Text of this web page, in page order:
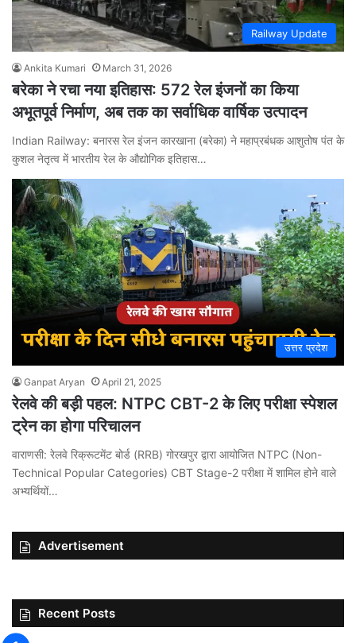
Railway Update
Ankita Kumari March 31, 2026
बरेका ने रचा नया इतिहास: 572 रेल इंजनों का किया
अभूतपूर्व निर्माण, अब तक का सर्वाधिक वार्षिक उत्पादन
Indian Railway: बनारस रेल इंजन कारखाना (बरेका) ने महाप्रबंधक आशुतोष पंत के
कुशल नेतृत्व में भारतीय रेल के औद्योगिक इतिहास…
उत्तर प्रदेश
Ganpat Aryan April 21, 2025
रेलवे की बड़ी पहल: NTPC CBT-2 के लिए परीक्षा स्पेशल
ट्रेन का होगा परिचालन
वाराणसी: रेलवे रिक्रूटमेंट बोर्ड (RRB) गोरखपुर द्वारा आयोजित NTPC (Non-
Technical Popular Categories) CBT Stage-2 परीक्षा में शामिल होने वाले
अभ्यर्थियों…
Advertisement
Recent Posts